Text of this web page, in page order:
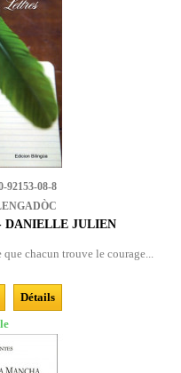
92153-08-8
DANIELLE JULIEN
chacun trouve le courage...
Détails